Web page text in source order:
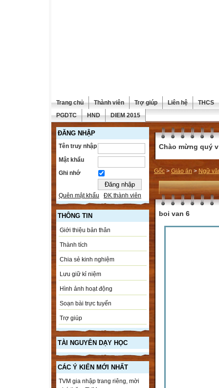
Trang chủ Thành viên Trợ giúp Liên hệ
THCS
PGDTC
HND DIEM 2015
ĐĂNG NHẬP
Tên truy nhập
Mật khẩu
Ghi nhớ
Quên mật khẩu ĐK thành viên
THÔNG TIN
Giới thiệu bản thân
Thành tích
Chia sẻ kinh nghiệm
Lưu giữ kỉ niệm
Hình ảnh hoạt động
Soạn bài trực tuyến
Trợ giúp
TÀI NGUYÊN DẠY HỌC
CÁC Ý KIẾN MỚI NHẤT
TVM gia nhập trang riêng, mời
Chào mừng quý
Gốc > Giáo án > Ngữ
boi van 6